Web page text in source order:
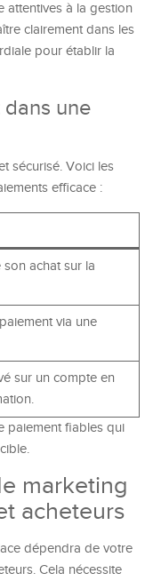
attentives à la gestion
clairement dans les
pour établir la
une
sécurisé. Voici les
efficace :
son achat sur la
via une
sur un compte en
paiement fiables qui
marketing
acheteurs
dépendra de votre
Cela nécessite